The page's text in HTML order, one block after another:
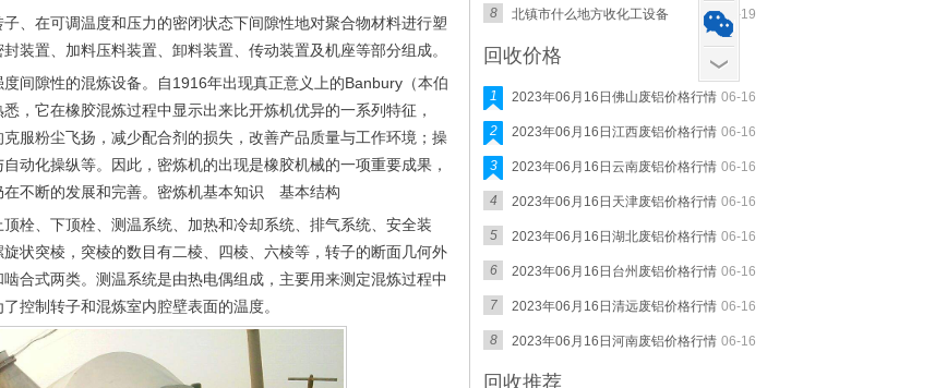
、在可调温度和压力的密闭状态下间隙性地对聚合物材料进行塑
装置、加料压料装置、卸料装置、传动装置及机座等部分组成。
间隙性的混炼设备。自1916年出现真正意义上的Banbury（本伯
，它在橡胶混炼过程中显示出来比开炼机优异的一系列特征，
服粉尘飞扬，减少配合剂的损失，改善产品质量与工作环境；操
动化操纵等。因此，密炼机的出现是橡胶机械的一项重要成果，
不断的发展和完善。密炼机基本知识 基本结构
栓、下顶栓、测温系统、加热和冷却系统、排气系统、安全装
状突棱，突棱的数目有二棱、四棱、六棱等，转子的断面几何外
合式两类。测温系统是由热电偶组成，主要用来测定混炼过程中
控制转子和混炼室内腔壁表面的温度。
11-19
8 北镇市什么地方收化工设备
回收价格
06-16
1 2023年06月16日佛山废铝价格行情
06-16
2 2023年06月16日江西废铝价格行情
06-16
3 2023年06月16日云南废铝价格行情
06-16
4 2023年06月16日天津废铝价格行情
06-16
5 2023年06月16日湖北废铝价格行情
06-16
6 2023年06月16日台州废铝价格行情
06-16
7 2023年06月16日清远废铝价格行情
06-16
8 2023年06月16日河南废铝价格行情
回收推荐